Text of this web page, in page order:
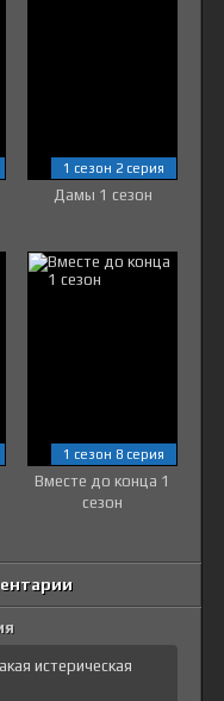
Дамы 1 сезон
1 сезон 2 серия
Вместе до конца 1
сезон
1 сезон 8 серия
истерическая